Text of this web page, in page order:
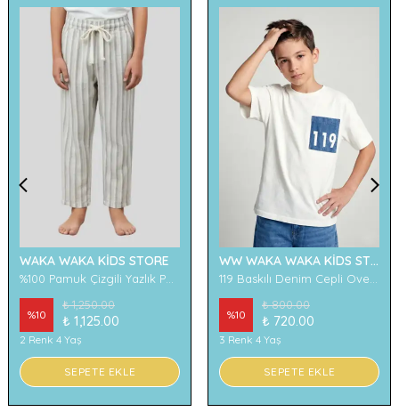
WAKA WAKA KİDS STORE
%10
₺ 1,250.00
₺ 1,125.00
2 Renk 4 Yaş
SEPETE EKLE
WW WAKA WAKA KİDS STORE
%10
₺ 800.00
₺ 720.00
3 Renk 4 Yaş
SEPETE EKLE